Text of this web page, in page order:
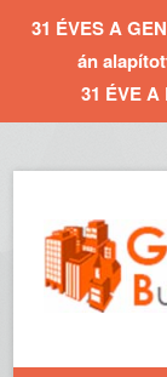
31 ÉVES A
án
31 ÉVE